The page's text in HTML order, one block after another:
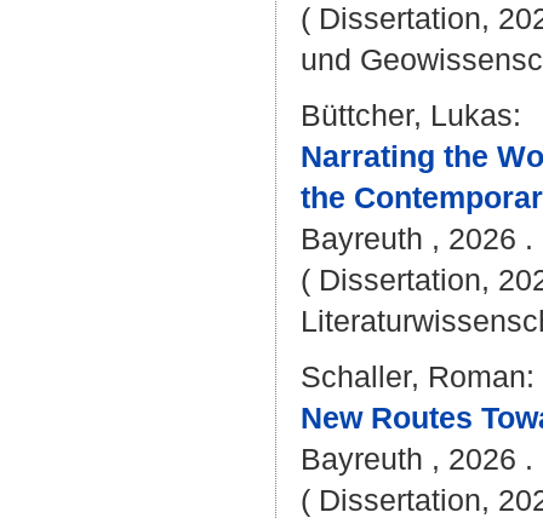
( Dissertation,
und
Büttcher, Lukas:
Narrating the
the
Bayreuth , 2026 .
( Dissertation,
Schaller, Roman:
New Routes
Bayreuth , 2026
( Dissertation,